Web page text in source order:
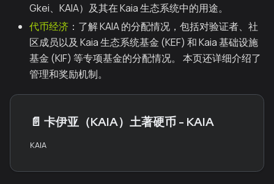
Gkei、KAIA）及其在 Kaia 生态系统中的用途。
代币经济 ：了解 KAIA 的分配情况，包括对验证者、社
区成员以及 Kaia 生态系统基金 (KEF) 和 Kaia 基础设施
基金 (KIF) 等专项基金的分配情况。 本页还详细介绍了
管理和奖励机制。
📄️ 卡伊亚（KAIA）土著硬币 - KAIA
KAIA